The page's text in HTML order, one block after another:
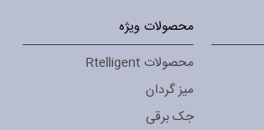
محصولات ویژه
محصولات Rtelligent
میز گردان
جک برقی